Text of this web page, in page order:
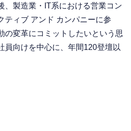
、製造業・IT系における営業コン
ティブ アンド カンパニーに参
の変革にコミットしたいという思
員向けを中心に、年間120登壇以